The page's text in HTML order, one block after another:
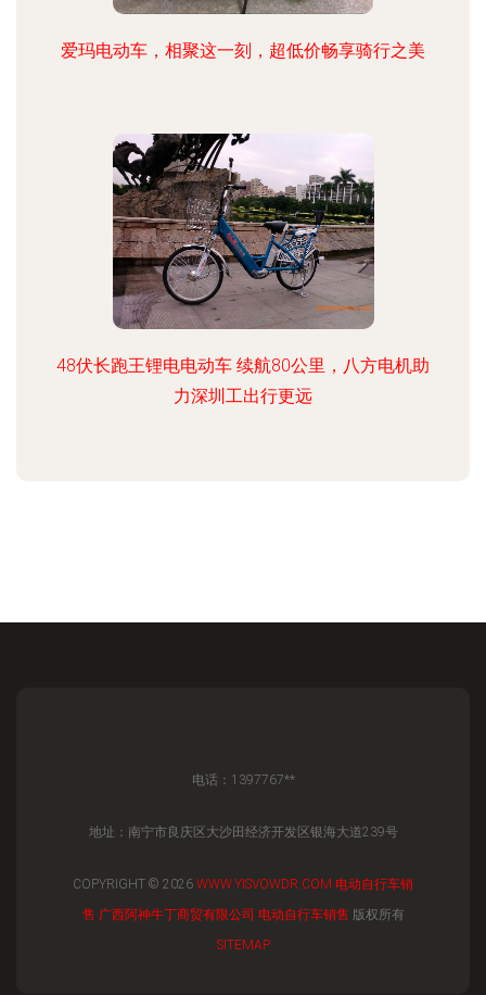
爱玛电动车，相聚这一刻，超低价畅享骑行之美
48伏长跑王锂电电动车 续航80公里，八方电机助
力深圳工出行更远
电话：1397767**
地址：南宁市良庆区大沙田经济开发区银海大道239号
COPYRIGHT © 2026 WWW.YISVOWDR.COM 电动自行车销
售 广西阿神牛丁商贸有限公司 电动自行车销售 版权所有
SITEMAP